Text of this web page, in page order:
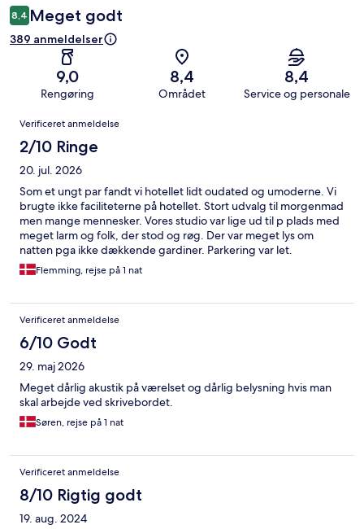
8,4 Meget godt
389 anmeldelser
9,0
Rengøring
8,4
Området
8,4
Service og personale
Anmeldelser
Verificeret anmeldelse
2/10 Ringe
20. jul. 2026
Som et ungt par fandt vi hotellet lidt oudated og umoderne. Vi
brugte ikke faciliteterne på hotellet. Stort udvalg til morgenmad
men mange mennesker. Vores studio var lige ud til p plads med
meget larm og folk, der stod og røg. Der var meget lys om
natten pga ikke dækkende gardiner. Parkering var let.
Placeringen af hotellet var mellem by og promenade. Kort gå
afstand til stranden/promenaden med meget liv.
Flemming, rejse på 1 nat
Verificeret anmeldelse
6/10 Godt
29. maj 2026
Meget dårlig akustik på værelset og dårlig belysning hvis man
skal arbejde ved skrivebordet.
Søren, rejse på 1 nat
Verificeret anmeldelse
8/10 Rigtig godt
19. aug. 2024